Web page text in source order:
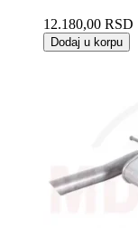
12.180,00 RSD
Dodaj u korpu